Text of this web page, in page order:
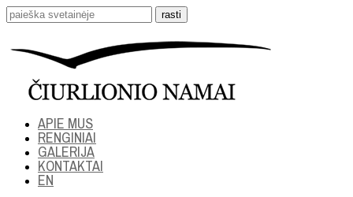
APIE MUS
RENGINIAI
GALERIJA
KONTAKTAI
EN